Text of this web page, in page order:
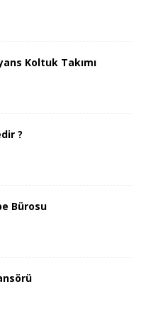
Koltuk Takımı
?
Bürosu